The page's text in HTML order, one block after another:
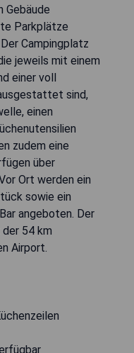
Gebäude
Parkplätze
Campingplatz
jeweils mit einem
einer voll
sind,
einen
zudem eine
über
Ort werden ein
sowie ein
angeboten. Der
54 km
Airport.